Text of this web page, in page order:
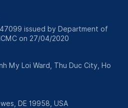
issued by Department of
on 27/04/2020
My Loi Ward, Thu Duc City, Ho
DE 19958, USA